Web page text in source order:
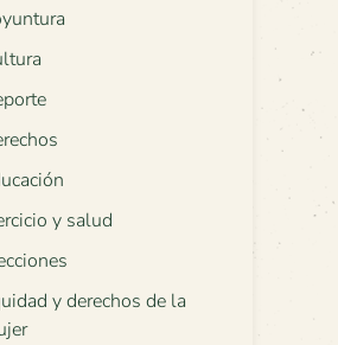
y salud
y derechos de la